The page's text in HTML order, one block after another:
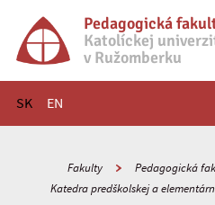
Pedagogická
Katolíckej
v Ružomberku
SK EN
Hlavné menu
Fakulty Pedagogická
Katedra predškolskej a